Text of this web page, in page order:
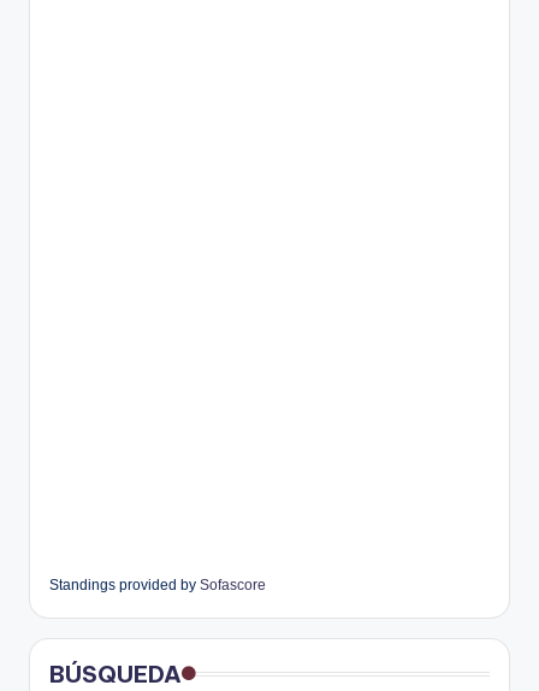
Standings provided by Sofascore
BÚSQUEDA